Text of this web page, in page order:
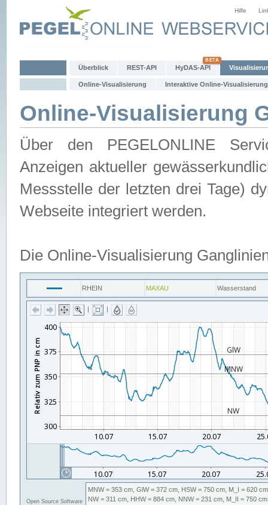
Hilfe
Überblick REST-API HyDAS-API
Online-Visualisierung Interaktive Online-Visualisierung
Online-Visualisierung
Über den PEGELONLINE
Anzeigen aktueller
Messstelle der letzten drei Tage)
Webseite integriert werden.
Die Online-Visualisierung